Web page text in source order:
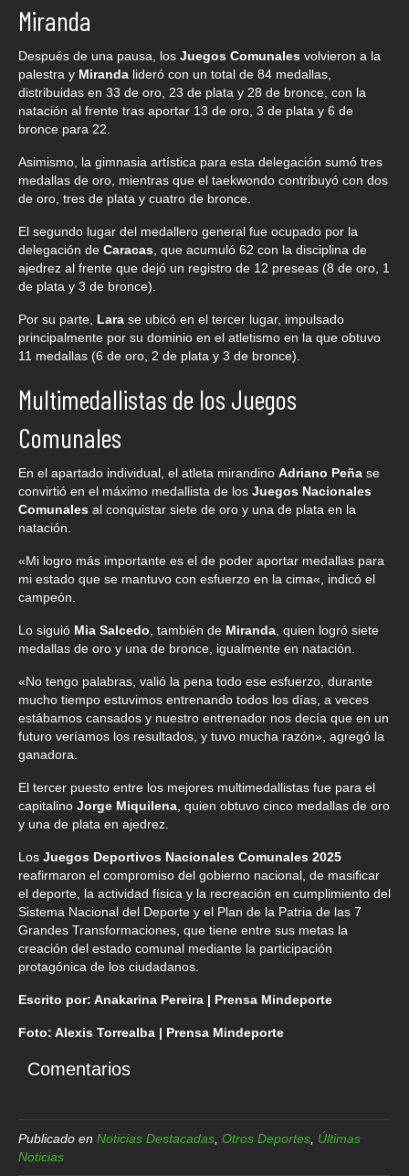
Miranda
Después de una pausa, los Juegos Comunales volvieron a la
palestra y Miranda lideró con un total de 84 medallas,
distribuidas en 33 de oro, 23 de plata y 28 de bronce, con la
natación al frente tras aportar 13 de oro, 3 de plata y 6 de
bronce para 22.
Asimismo, la gimnasia artística para esta delegación sumó tres
medallas de oro, mientras que el taekwondo contribuyó con dos
de oro, tres de plata y cuatro de bronce.
El segundo lugar del medallero general fue ocupado por la
delegación de Caracas , que acumuló 62 con la disciplina de
ajedrez al frente que dejó un registro de 12 preseas (8 de oro, 1
de plata y 3 de bronce).
Por su parte, Lara se ubicó en el tercer lugar, impulsado
principalmente por su dominio en el atletismo en la que obtuvo
11 medallas (6 de oro, 2 de plata y 3 de bronce).
Multimedallistas de los Juegos
Comunales
En el apartado individual, el atleta mirandino Adriano Peña se
convirtió en el máximo medallista de los Juegos Nacionales
Comunales al conquistar siete de oro y una de plata en la
natación.
«Mi logro más importante es el de poder aportar medallas para
mi estado que se mantuvo con esfuerzo en la cima«, indicó el
campeón.
Lo siguió Mia Salcedo , también de Miranda , quien logró siete
medallas de oro y una de bronce, igualmente en natación.
«No tengo palabras, valió la pena todo ese esfuerzo, durante
mucho tiempo estuvimos entrenando todos los días, a veces
estábamos cansados y nuestro entrenador nos decía que en un
futuro veríamos los resultados, y tuvo mucha razón», agregó la
ganadora.
El tercer puesto entre los mejores multimedallistas fue para el
capitalino Jorge Miquilena , quien obtuvo cinco medallas de oro
y una de plata en ajedrez.
Los Juegos Deportivos Nacionales Comunales 2025
reafirmaron el compromiso del gobierno nacional, de masificar
el deporte, la actividad física y la recreación en cumplimiento del
Sistema Nacional del Deporte y el Plan de la Patria de las 7
Grandes Transformaciones, que tiene entre sus metas la
creación del estado comunal mediante la participación
protagónica de los ciudadanos.
Escrito por: Anakarina Pereira | Prensa Mindeporte
Foto: Alexis Torrealba | Prensa Mindeporte
Comentarios
Publicado en Noticias Destacadas Otros Deportes Últimas
Noticias